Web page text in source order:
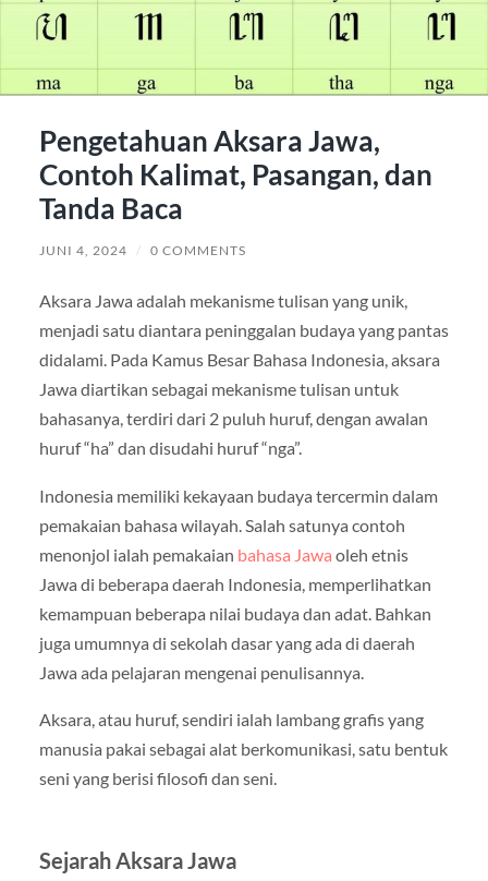
Pengetahuan Aksara Jawa,
Contoh Kalimat, Pasangan, dan
Tanda Baca
JUNI 4, 2024 / 0 COMMENTS
Aksara Jawa adalah mekanisme tulisan yang unik,
menjadi satu diantara peninggalan budaya yang pantas
didalami. Pada Kamus Besar Bahasa Indonesia, aksara
Jawa diartikan sebagai mekanisme tulisan untuk
bahasanya, terdiri dari 2 puluh huruf, dengan awalan
huruf “ha” dan disudahi huruf “nga”.
Indonesia memiliki kekayaan budaya tercermin dalam
pemakaian bahasa wilayah. Salah satunya contoh
menonjol ialah pemakaian bahasa Jawa oleh etnis
Jawa di beberapa daerah Indonesia, memperlihatkan
kemampuan beberapa nilai budaya dan adat. Bahkan
juga umumnya di sekolah dasar yang ada di daerah
Jawa ada pelajaran mengenai penulisannya.
Aksara, atau huruf, sendiri ialah lambang grafis yang
manusia pakai sebagai alat berkomunikasi, satu bentuk
seni yang berisi filosofi dan seni.
Sejarah Aksara Jawa